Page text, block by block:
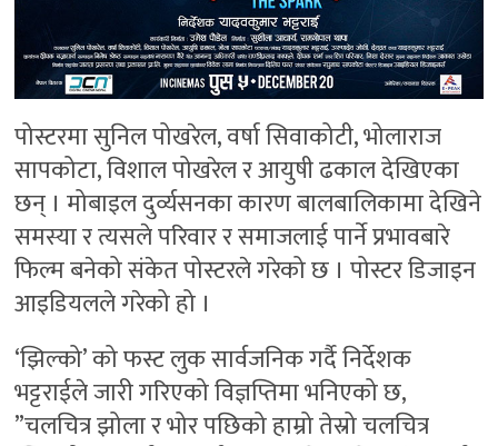
पोस्टरमा सुनिल पोखरेल, वर्षा सिवाकोटी, भोलाराज
सापकोटा, विशाल पोखरेल र आयुषी ढकाल देखिएका
छन् । मोबाइल दुर्व्यसनका कारण बालबालिकामा देखिने
समस्या र त्यसले परिवार र समाजलाई पार्ने प्रभावबारे
फिल्म बनेको संकेत पोस्टरले गरेको छ । पोस्टर डिजाइन
आइडियलले गरेको हो ।
‘झिल्को’ को फस्ट लुक सार्वजनिक गर्दै निर्देशक
भट्टराईले जारी गरिएको विज्ञप्तिमा भनिएको छ,
”चलचित्र झोला र भोर पछिको हाम्रो तेस्रो चलचित्र